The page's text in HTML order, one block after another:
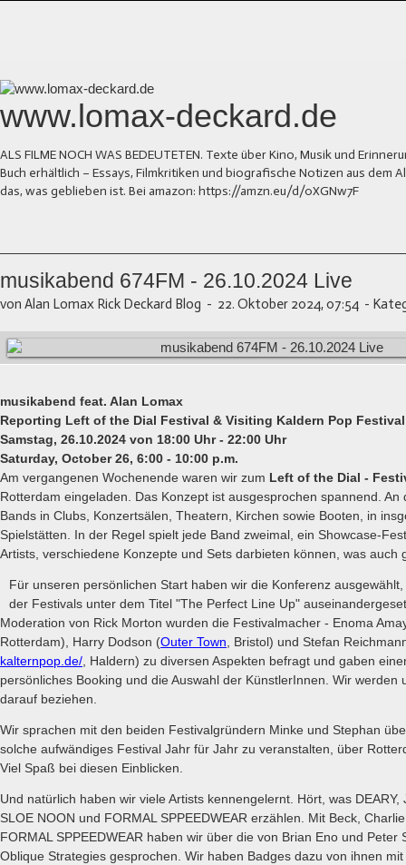
www.lomax-deckard.de
ALS FILME NOCH WAS BEDEUTETEN. Texte über Kino, Musik und
Buch erhältlich – Essays, Filmkritiken und biografische Notizen aus dem
das, was geblieben ist. Bei amazon: https://amzn.eu/d/0XGNw7F
musikabend 674FM - 26.10.2024 Live
von Alan Lomax Rick Deckard Blog - 22. Oktober 2024, 07:54 -
musikabend feat. Alan Lomax
Reporting Left of the Dial Festival & Visiting Kaldern Pop Festival
Samstag, 26.10.2024 von 18:00 Uhr - 22:00 Uhr
Saturday, October 26, 6:00 - 10:00 p.m.
Am vergangenen Wochenende waren wir zum Left of the Dial -
Rotterdam eingeladen. Das Konzept ist ausgesprochen spannend. An
Bands in Clubs, Konzertsälen, Theatern, Kirchen sowie Booten, in
Spielstätten. In der Regel spielt jede Band zweimal, ein Showcase-
Artists, verschiedene Konzepte und Sets darbieten können, was auch
Für unseren persönlichen Start haben wir die Konferenz
der Festivals unter dem Titel "The Perfect Line Up"
Moderation von Rick Morton wurden die Festivalmacher - Enoma
Rotterdam), Harry Dodson (Outer Town, Bristol) und Stefan
kalternpop.de/, Haldern) zu diversen Aspekten befragt und gaben
persönliches Booking und die Auswahl der KünstlerInnen. Wir werden
darauf beziehen.
Wir sprachen mit den beiden Festivalgründern Minke und Stephan
solche aufwändiges Festival Jahr für Jahr zu veranstalten, über
Viel Spaß bei diesen Einblicken.
Und natürlich haben wir viele Artists kennengelernt. Hört, was DEARY,
SLOE NOON und FORMAL SPPEEDWEAR erzählen. Mit Beck,
FORMAL SPPEEDWEAR haben wir über die von Brian Eno und Peter
Oblique Strategies gesprochen. Wir haben Badges dazu von ihnen